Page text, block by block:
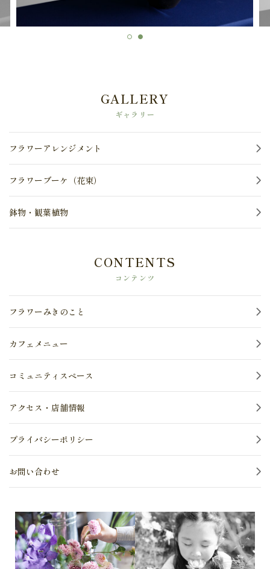
ダイアリー
GALLERY
ギャラリー
フラワーアレンジメント
フラワーブーケ（花束）
鉢物・観葉植物
CONTENTS
コンテンツ
フラワーみきのこと
カフェメニュー
コミュニティスペース
アクセス・店舗情報
プライバシーポリシー
お問い合わせ